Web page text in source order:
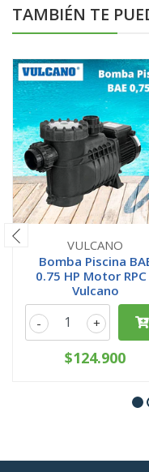
TAMBIÉN TE
VULCANO
Bomba Piscina
0.75 HP Motor RPC
Vulcano
+
-
$124.900